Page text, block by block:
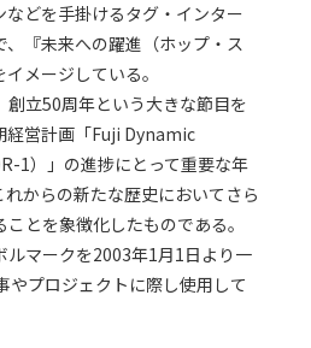
どを手掛けるタグ・インター
『未来への躍進（ホップ・ス
メージしている。
創立50周年という大きな節目を
経営計画「Fuji Dynamic
1）」の進捗にとって重要な年
からの新たな歴史においてさら
とを象徴化したものである。
ルマークを2003年1月1日より一
やプロジェクトに際し使用して